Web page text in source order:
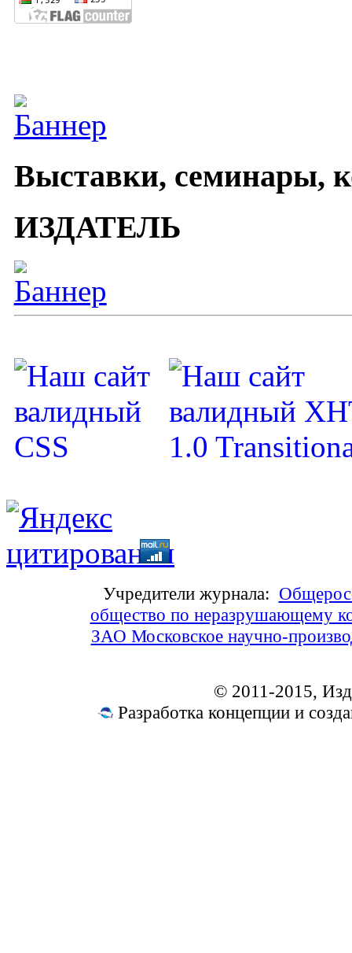
Выставки, семинары,
ИЗДАТЕЛЬ
Учредители журнала:
общество по неразрушающему
ЗАО Московское научно-
© 2011-2015,
Разработка концепции и